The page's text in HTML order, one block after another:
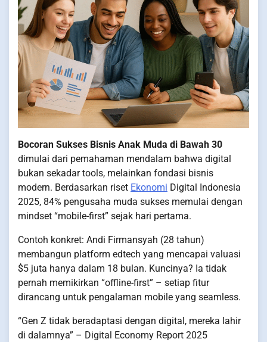
Bocoran Sukses Bisnis Anak Muda di Bawah 30
dimulai dari pemahaman mendalam bahwa digital
bukan sekadar tools, melainkan fondasi bisnis
modern. Berdasarkan riset Ekonomi Digital Indonesia
2025, 84% pengusaha muda sukses memulai dengan
mindset “mobile-first” sejak hari pertama.
Contoh konkret: Andi Firmansyah (28 tahun)
membangun platform edtech yang mencapai valuasi
$5 juta hanya dalam 18 bulan. Kuncinya? Ia tidak
pernah memikirkan “offline-first” – setiap fitur
dirancang untuk pengalaman mobile yang seamless.
“Gen Z tidak beradaptasi dengan digital, mereka lahir
di dalamnya” – Digital Economy Report 2025